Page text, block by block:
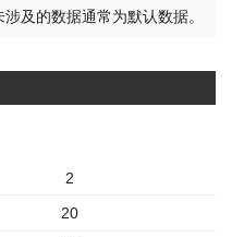
及的数据通常为默认数据。
2
20